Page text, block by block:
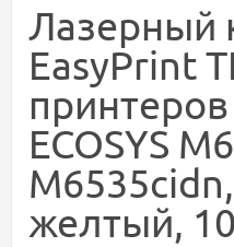
Лазерный
EasyPrint
ECOSYS
желтый,